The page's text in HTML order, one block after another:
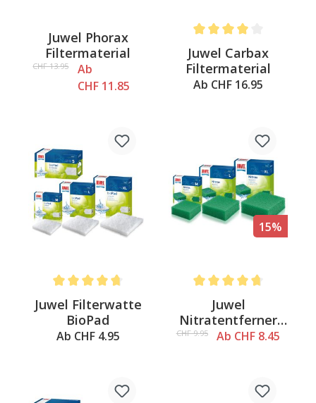
Juwel Phorax
Filtermaterial
CHF 13.95
Ab
CHF 11.85
Juwel Carbax
Filtermaterial
Ab CHF 16.95
Juwel Filterwatte
BioPad
Ab CHF 4.95
15%
Juwel
Nitratentferner
Nitrax
CHF 9.95 Ab CHF 8.45